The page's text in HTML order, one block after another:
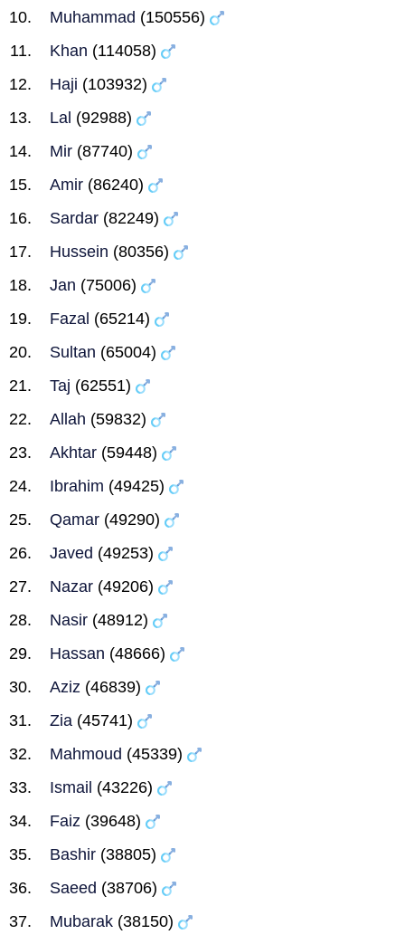
Muhammad (150556)
Khan (114058)
Haji (103932)
Lal (92988)
Mir (87740)
Amir (86240)
Sardar (82249)
Hussein (80356)
Jan (75006)
Fazal (65214)
Sultan (65004)
Taj (62551)
Allah (59832)
Akhtar (59448)
Ibrahim (49425)
Qamar (49290)
Javed (49253)
Nazar (49206)
Nasir (48912)
Hassan (48666)
Aziz (46839)
Zia (45741)
Mahmoud (45339)
Ismail (43226)
Faiz (39648)
Bashir (38805)
Saeed (38706)
Mubarak (38150)